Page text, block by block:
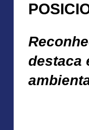
destaca